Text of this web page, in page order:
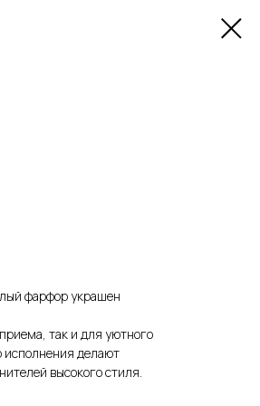
фарфор украшен
так и для уютного
исполнения делают
высокого стиля.